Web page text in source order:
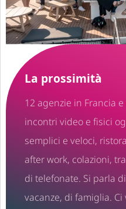
La prossimità
12 agenzie in Francia
incontri video e fisici
semplici e veloci,
after work, colazioni,
di telefonate. Si parla
vacanze, di famiglia.